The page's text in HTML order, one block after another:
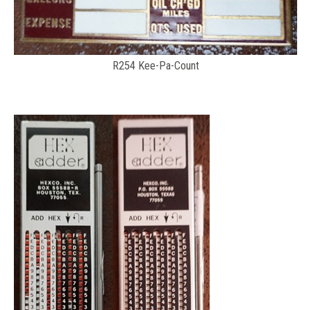
R254 Kee-Pa-Count